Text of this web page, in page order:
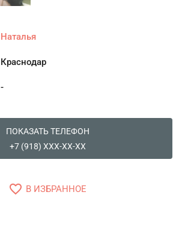
Наталья
Краснодар
-
ПОКАЗАТЬ ТЕЛЕФОН
+7 (918) XXX-XX-XX
favorite_border В ИЗБРАННОЕ